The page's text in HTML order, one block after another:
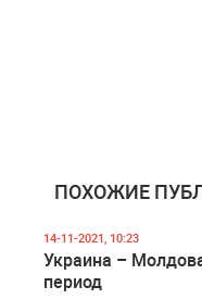
ПОХОЖИЕ
14-11-2021, 10:23
Украина –
период